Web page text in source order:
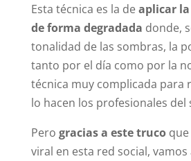
Esta técnica es la deaplicar
de forma degradada donde,
tonalidad de las sombras, la
tanto por el día como por la
técnica muy complicada para
lo hacen los profesionales del
Pero gracias a este trucoque
viral en esta red social,